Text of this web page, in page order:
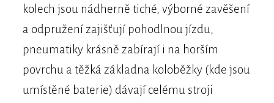
kolech jsou nádherně tiché, výborné zavěšení
a odpružení zajišťují pohodlnou jízdu,
pneumatiky krásně zabírají i na horším
povrchu a těžká základna koloběžky (kde jsou
umístěné baterie) dávají celému stroji